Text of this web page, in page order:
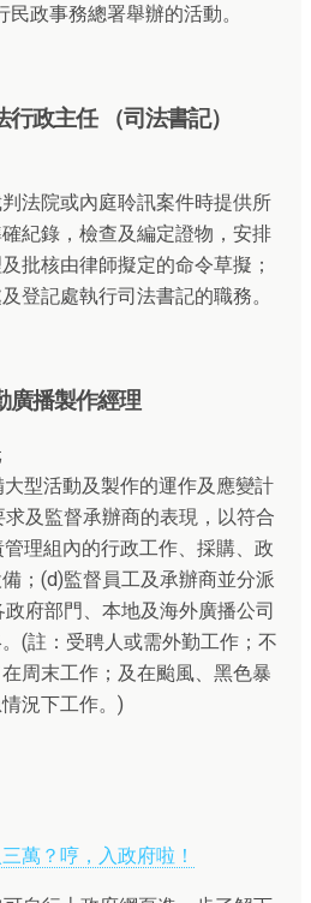
政事務總署舉辦的活動。
政主任 （司法書記）
法院或內庭聆訊案件時提供所
紀錄，檢查及編定證物，安排
批核由律師擬定的命令草擬；
登記處執行司法書記的職務。
廣播製作經理
型活動及製作的運作及應變計
及監督承辦商的表現，以符合
理組內的行政工作、採購、政
；(d)監督員工及承辦商並分派
府部門、本地及海外廣播公司
(註：受聘人或需外勤工作；不
周末工作；及在颱風、黑色暴
況下工作。)
萬？哼，入政府啦！